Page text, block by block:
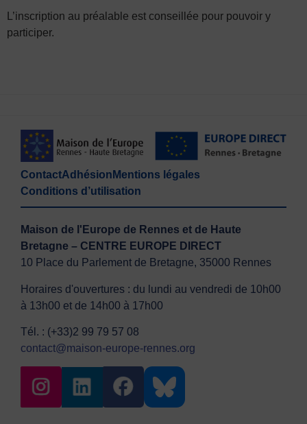
L’inscription au préalable est conseillée pour pouvoir y
participer.
ContactAdhésion Mentions légales
Conditions d’utilisation
Maison de l'Europe de Rennes et de Haute
Bretagne – CENTRE EUROPE DIRECT
10 Place du Parlement de Bretagne, 35000 Rennes
Horaires d'ouvertures : du lundi au vendredi de 10h00
à 13h00 et de 14h00 à 17h00
Tél. : (+33)2 99 79 57 08
contact@maison-europe-rennes.org